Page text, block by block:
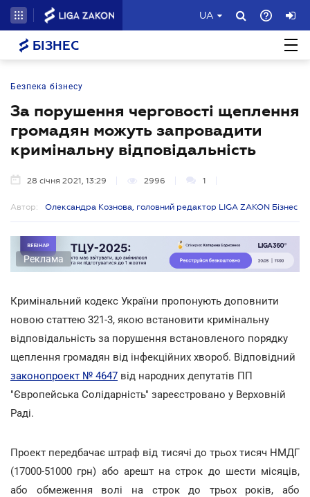
UA
БІЗНЕС
Безпека бізнесу
За порушення черговості щеплення
громадян можуть запровадити
кримінальну відповідальність
28 січня 2021, 13:29 2996 1
Автор: Олександра Кознова, головний редактор LIGA ZAKON Бізнес
Реклама
Кримінальний кодекс України пропонують доповнити
новою статтею 321-3, якою встановити кримінальну
відповідальність за порушення встановленого порядку
щеплення громадян від інфекційних хвороб. Відповідний
законопроект № 4647 від народних депутатів ПП
"Європейська Солідарність" зареєстровано у Верховній
Раді.
Проект передбачає штраф від тисячі до трьох тисяч НМДГ
(17000-51000 грн) або арешт на строк до шести місяців,
або обмеження волі на строк до трьох років, або